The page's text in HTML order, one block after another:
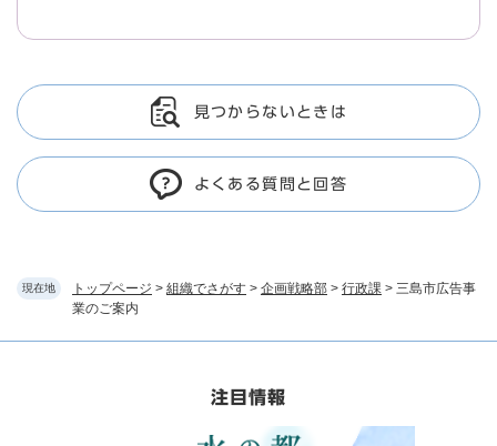
現在地 トップページ > 組織でさがす > 企画戦略部 > 行政課 > 三島市広告事
業のご案内
見つからないときは
よくある質問と回答
注目情報